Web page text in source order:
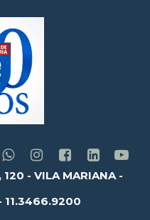
120 - VILA MARIANA -
11.3466.9200